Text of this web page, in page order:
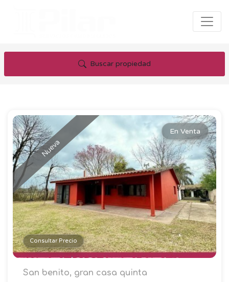
Buscar propiedad
Nueva
En Venta
Consultar Precio
San benito, gran casa quinta